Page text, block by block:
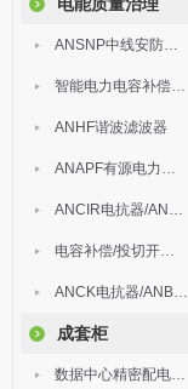
ANSNP中线安防保护器
智能电力电容补偿装置
ANHF谐波滤波器
ANAPF有源电力滤波器
ANCIR电抗器/ANHPD300谐波保护器
电容补偿/投切开关/ARC
ANCK电抗器/ANBSMJ自愈式低压并联电容器
成套柜
数据中心精密配电监控装置